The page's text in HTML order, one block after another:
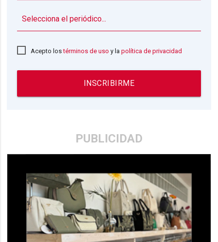
Acepto lostérminos de uso y lapolítica de privacidad
INSCRIBIRME
PUBLICIDAD